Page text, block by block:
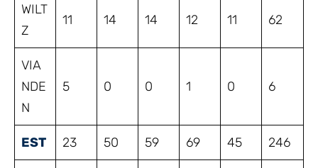
WILT
Z
11 14 14 12 11 62
VIA
NDE
N
5 0 0 1 0 6
EST 23 50 59 69 45 246